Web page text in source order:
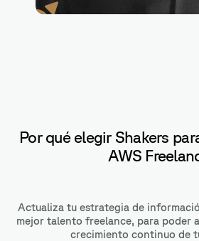
Por qué elegir Shakers
AWS
Actualiza tu estrategia de
mejor talento freelance, para poder
crecimiento continuo de